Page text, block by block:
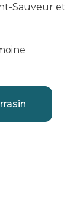
Sauveur et